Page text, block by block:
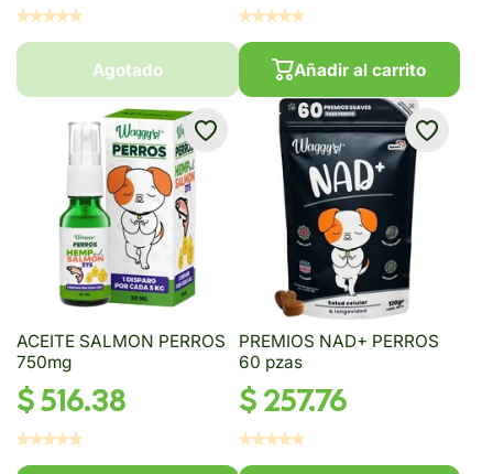
Agotado Añadir al carrito
ACEITE SALMON PERROS
750mg
$ 516.38
PREMIOS NAD+ PERROS
60 pzas
$ 257.76